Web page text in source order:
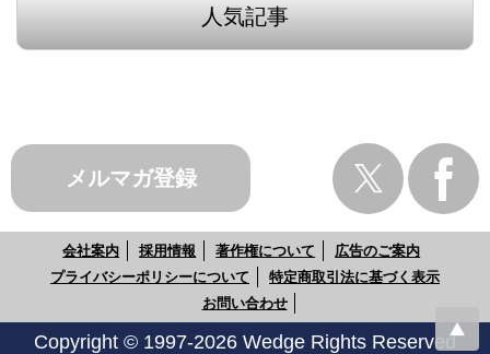
人気記事
メルマガ登録
会社案内 採用情報 著作権について
広告のご案内
プライバシーポリシーについて
特定商取引法に基づく表示
お問い合わせ
Copyright © 1997-2026 Wedge Rights Reserved